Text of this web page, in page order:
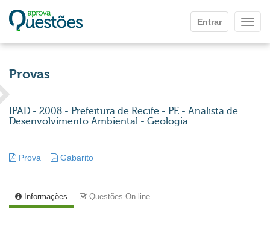
Entrar
Provas
IPAD - 2008 - Prefeitura de Recife - PE - Analista de
Desenvolvimento Ambiental - Geologia
Prova Gabarito
Informações Questões On-line